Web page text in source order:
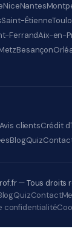
NiceNantes
Saint-Étienne
FerrandAix-en-
Besançon
Avis clientsCrédit
BlogQuiz
— Tous droits
QuizContact
confidentialité